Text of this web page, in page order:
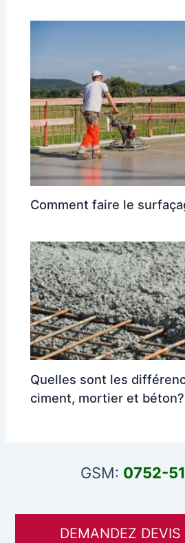
Comment faire le
Quelles sont les
ciment, mortier et béton?
GSM: 0752-
DEMANDEZ DEVIS